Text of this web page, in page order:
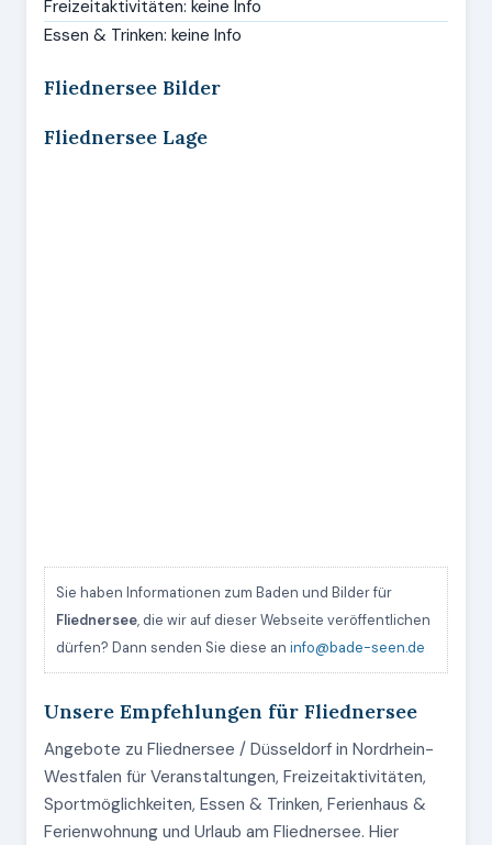
Freizeitaktivitäten: keine Info
Essen & Trinken: keine Info
Fliednersee Bilder
Fliednersee Lage
Sie haben Informationen zum Baden und Bilder für
Fliednersee, die wir auf dieser Webseite veröffentlichen
dürfen? Dann senden Sie diese an info@bade-seen.de
Unsere Empfehlungen für Fliednersee
Angebote zu Fliednersee / Düsseldorf in Nordrhein-
Westfalen für Veranstaltungen, Freizeitaktivitäten,
Sportmöglichkeiten, Essen & Trinken, Ferienhaus &
Ferienwohnung und Urlaub am Fliednersee. Hier